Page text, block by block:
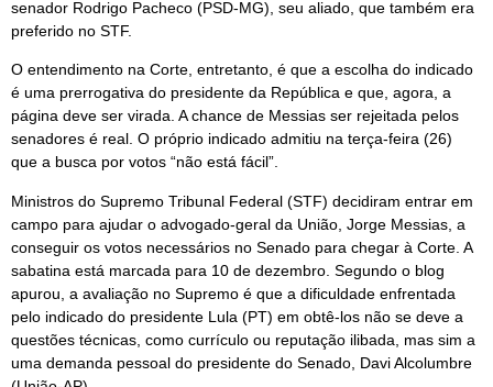
senador Rodrigo Pacheco (PSD-MG), seu aliado, que também era
preferido no STF.
O entendimento na Corte, entretanto, é que a escolha do indicado
é uma prerrogativa do presidente da República e que, agora, a
página deve ser virada. A chance de Messias ser rejeitada pelos
senadores é real. O próprio indicado admitiu na terça-feira (26)
que a busca por votos “não está fácil”.
Ministros do Supremo Tribunal Federal (STF) decidiram entrar em
campo para ajudar o advogado-geral da União, Jorge Messias, a
conseguir os votos necessários no Senado para chegar à Corte. A
sabatina está marcada para 10 de dezembro. Segundo o blog
apurou, a avaliação no Supremo é que a dificuldade enfrentada
pelo indicado do presidente Lula (PT) em obtê-los não se deve a
questões técnicas, como currículo ou reputação ilibada, mas sim a
uma demanda pessoal do presidente do Senado, Davi Alcolumbre